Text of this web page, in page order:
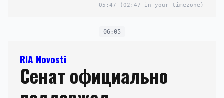
05:47 (02:47 in your timezone)
06:05
RIA Novosti
Сенат официально